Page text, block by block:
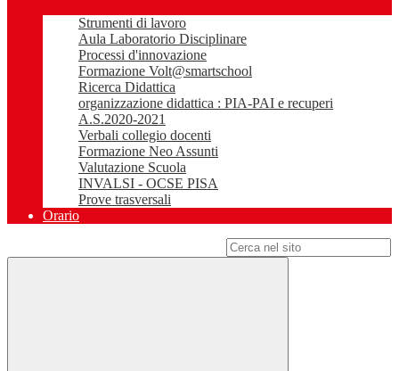
Strumenti di lavoro
Aula Laboratorio Disciplinare
Processi d'innovazione
Formazione Volt@smartschool
Ricerca Didattica
organizzazione didattica : PIA-PAI e recuperi
A.S.2020-2021
Verbali collegio docenti
Formazione Neo Assunti
Valutazione Scuola
INVALSI - OCSE PISA
Prove trasversali
Orario